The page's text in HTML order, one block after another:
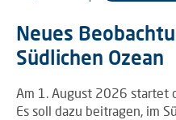
Neues
Südlichen Ozean
Am 1. August 2026 startet
Es soll dazu beitragen, im